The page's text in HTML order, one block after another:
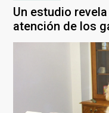
Un estudio
atención de los
llamado